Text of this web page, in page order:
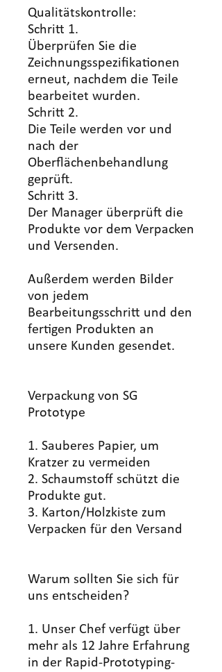
Qualitätskontrolle:
Schritt 1.
Überprüfen Sie die
Zeichnungsspezifikationen
erneut, nachdem die Teile
bearbeitet wurden.
Schritt 2.
Die Teile werden vor und
nach der
Oberflächenbehandlung
geprüft.
Schritt 3.
Der Manager überprüft die
Produkte vor dem Verpacken
und Versenden.
Außerdem werden Bilder
von jedem
Bearbeitungsschritt und den
fertigen Produkten an
unsere Kunden gesendet.
Verpackung von SG
Prototype
1. Sauberes Papier, um
Kratzer zu vermeiden
2. Schaumstoff schützt die
Produkte gut.
3. Karton/Holzkiste zum
Verpacken für den Versand
Warum sollten Sie sich für
uns entscheiden?
1. Unser Chef verfügt über
mehr als 12 Jahre Erfahrung
in der Rapid-Prototyping-